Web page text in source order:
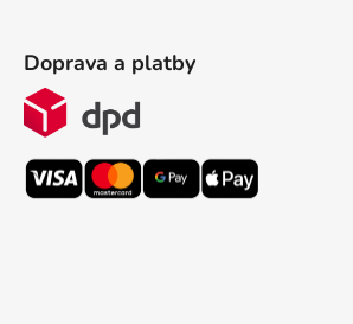
Doprava a platby